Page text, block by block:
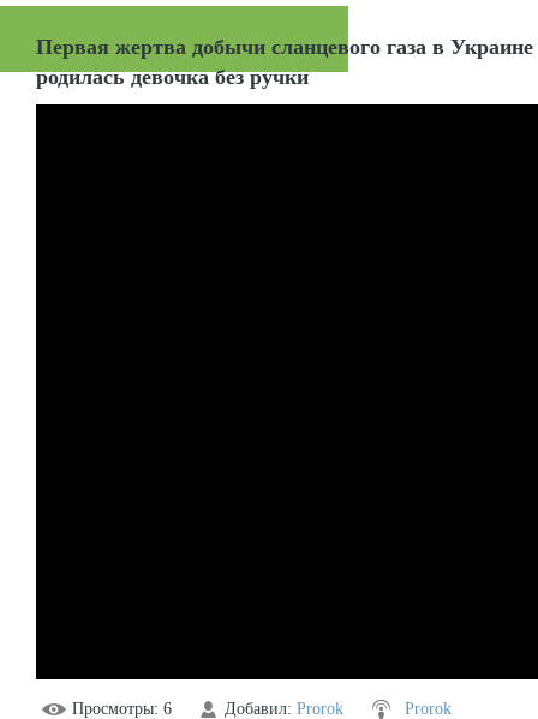
Первая жертва добычи сланцевого газа в
родилась девочка без ручки
Просмотры: 6 Добавил: Prorok Prorok